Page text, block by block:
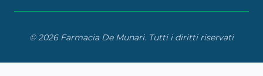
© 2026 Farmacia De Munari. Tutti i diritti riservati